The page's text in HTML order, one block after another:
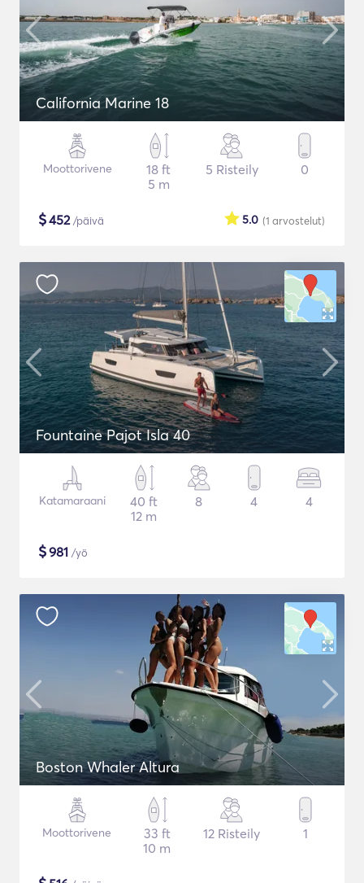
California Marine 18
Moottorivene
18 ft
5 m
5 Risteily 0
$452/päivä (1 arvostelut)
5.0
Fountaine Pajot Isla 40
Katamaraani
40 ft
12 m
8 4 4
$981 /yö
Boston Whaler Altura
Moottorivene
33 ft
10 m
12 Risteily 1